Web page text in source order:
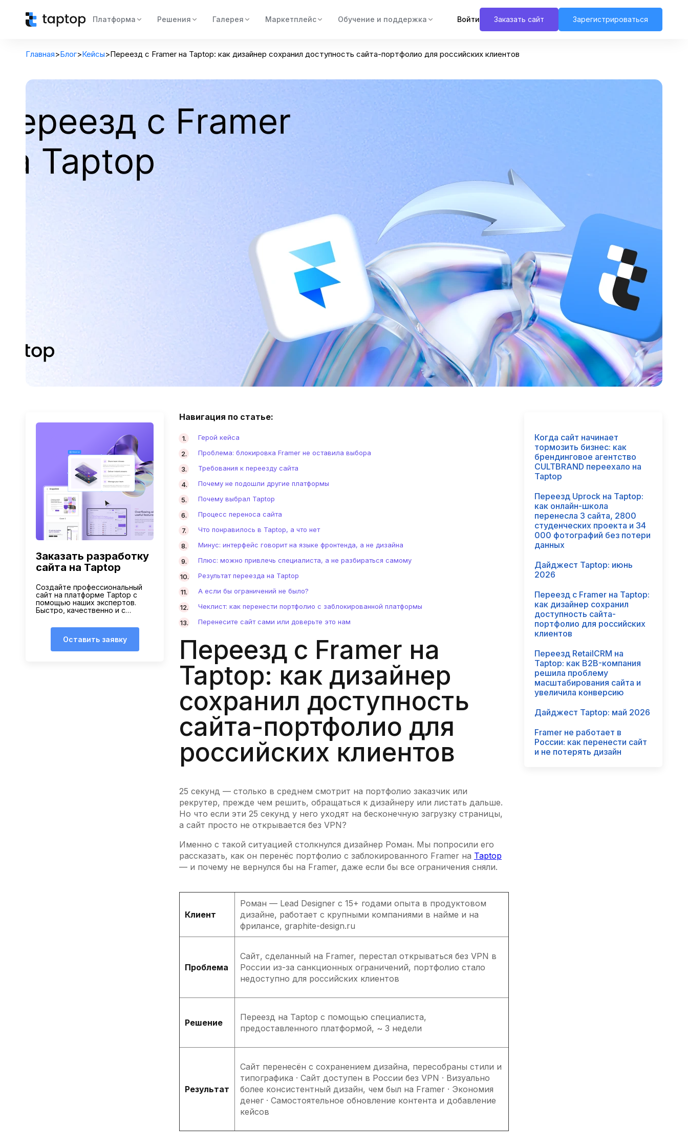
Платформа Решения Галерея Маркетплейс Обучение и поддержка Войти Заказать сайт Зарегистрироваться
Главная>Блог>Кейсы>Переезд с Framer на Taptop: как дизайнер сохранил доступность сайта-портфолио для российских клиентов
Заказать разработку
сайта на Taptop
Создайте профессиональный
сайт на платформе Taptop с
помощью наших экспертов.
Быстро, качественно и с
Оставить заявку
Навигация по статье:
Герой кейса
Проблема: блокировка Framer не оставила выбора
Требования к переезду сайта
Почему не подошли другие платформы
Почему выбрал Taptop
Процесс переноса сайта
Что понравилось в Taptop, а что нет
Минус: интерфейс говорит на языке фронтенда, а не дизайна
Плюс: можно привлечь специалиста, а не разбираться самому
Результат переезда на Taptop
А если бы ограничений не было?
Чеклист: как перенести портфолио с заблокированной платформы
Перенесите сайт сами или доверьте это нам
Переезд с Framer на
Taptop: как дизайнер
сохранил доступность
сайта-портфолио для
российских клиентов
25 секунд — столько в среднем смотрит на портфолио заказчик или
рекрутер, прежде чем решить, обращаться к дизайнеру или листать дальше.
Но что если эти 25 секунд у него уходят на бесконечную загрузку страницы,
а сайт просто не открывается без VPN?
Именно с такой ситуацией столкнулся дизайнер Роман. Мы попросили его
рассказать, как он перенёс портфолио с заблокированного Framer на Taptop
— и почему не вернулся бы на Framer, даже если бы все ограничения сняли.
Клиент
Роман — Lead Designer с 15+ годами опыта в продуктовом
дизайне, работает с крупными компаниями в найме и на
фрилансе, graphite-design.ru
Проблема
Сайт, сделанный на Framer, перестал открываться без VPN в
России из-за санкционных ограничений, портфолио стало
недоступно для российских клиентов
Решение
Переезд на Taptop с помощью специалиста,
предоставленного платформой, ~ 3 недели
Результат
Сайт перенесён с сохранением дизайна, пересобраны стили и
типографика · Сайт доступен в России без VPN · Визуально
более консистентный дизайн, чем был на Framer · Экономия
денег · Самостоятельное обновление контента и добавление
кейсов
Когда сайт начинает
тормозить бизнес: как
брендинговое агентство
CULTBRAND переехало на
Taptop
Переезд Uprock на Taptop:
как онлайн-школа
перенесла 3 сайта, 2800
студенческих проекта и 34
000 фотографий без потери
данных
Дайджест Taptop: июнь
2026
Переезд с Framer на Taptop:
как дизайнер сохранил
доступность сайта-
портфолио для российских
клиентов
Переезд RetailCRM на
Taptop: как B2B-компания
решила проблему
масштабирования сайта и
увеличила конверсию
Дайджест Taptop: май 2026
Framer не работает в
России: как перенести сайт
и не потерять дизайн